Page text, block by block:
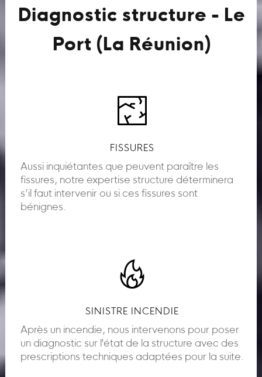
Diagnostic structure - Le
Port (La Réunion)
FISSURES
Aussi inquiétantes que peuvent paraître les
fissures, notre expertise structure déterminera
s’il faut intervenir ou si ces fissures sont
bénignes.
SINISTRE INCENDIE
Après un incendie, nous intervenons pour poser
un diagnostic sur l'état de la structure avec des
prescriptions techniques adaptées pour la suite.